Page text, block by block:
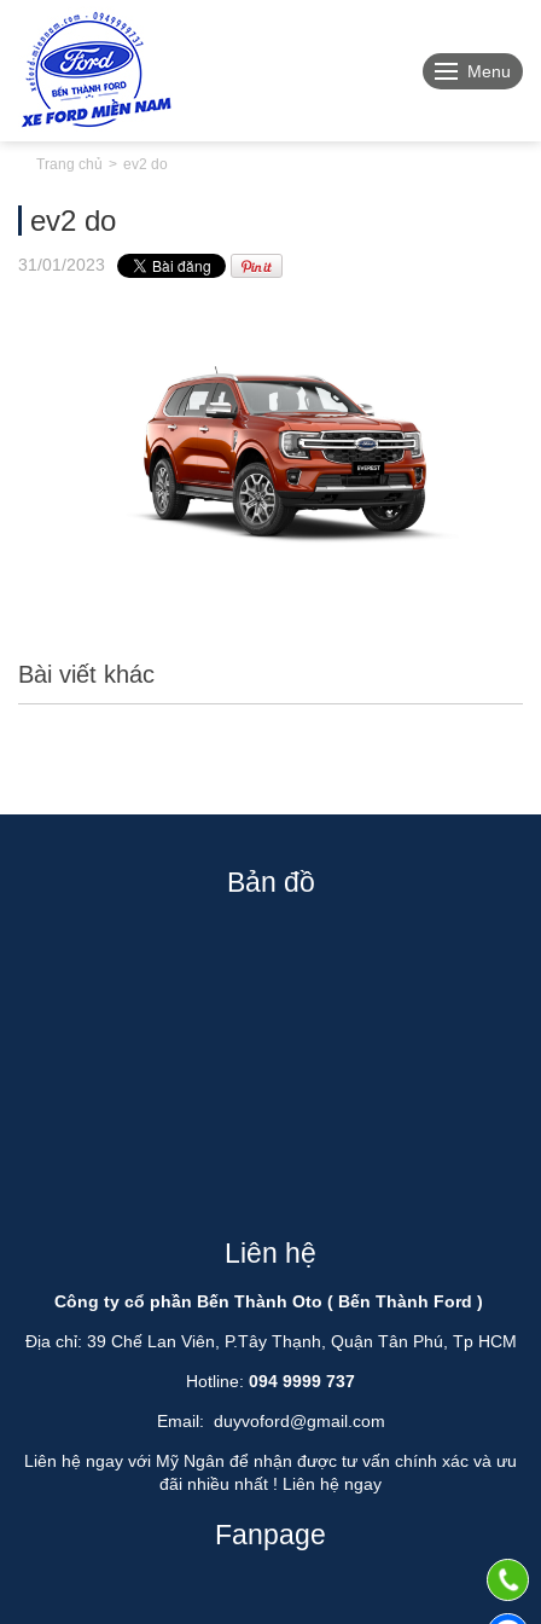
Menu
Trang chủ ev2 do
ev2 do
31/01/2023
Bài viết khác
Bản đồ
Liên hệ
Công ty cổ phần Bến Thành Oto ( Bến Thành Ford )
Địa chỉ: 39 Chế Lan Viên, P.Tây Thạnh, Quận Tân Phú, Tp HCM
Hotline: 094 9999 737
Email: duyvoford@gmail.com
Liên hệ ngay với Mỹ Ngân để nhận được tư vấn chính xác và ưu
đãi nhiều nhất ! Liên hệ ngay
Fanpage